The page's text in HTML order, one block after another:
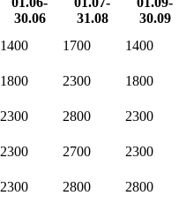
30.06
31.08
30.09
1400 1700
1400
1800 2300
1800
2300 2800
2300
2300 2700
2300
2300 2800
2800